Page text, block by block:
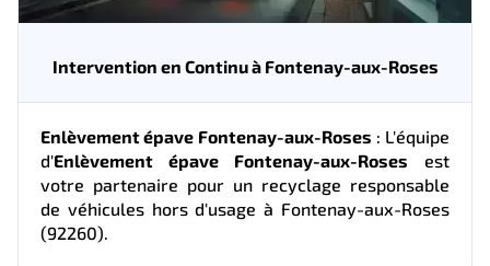
Intervention en Continu à Fontenay-aux-Roses
Enlèvement épave Fontenay-aux-Roses : L'équipe
d'Enlèvement épave Fontenay-aux-Roses est
votre partenaire pour un recyclage responsable
de véhicules hors d'usage à Fontenay-aux-Roses
(92260).